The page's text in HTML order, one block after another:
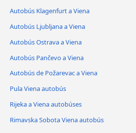
Autobús Klagenfurt a Viena
Autobús Ljubljana a Viena
Autobús Ostrava a Viena
Autobús Pančevo a Viena
Autobús de Požarevac a Viena
Pula Viena autobús
Rijeka a Viena autobúses
Rimavska Sobota Viena autobús